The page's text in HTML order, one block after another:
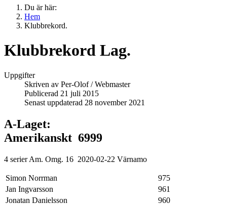
Du är här:
Hem
Klubbrekord.
Klubbrekord Lag.
Uppgifter
Skriven av Per-Olof / Webmaster
Publicerad 21 juli 2015
Senast uppdaterad 28 november 2021
A-Laget:
Amerikanskt 6999
4 serier Am. Omg. 16 2020-02-22 Värnamo
Simon Norrman
975
Jan Ingvarsson
961
Jonatan Danielsson
960